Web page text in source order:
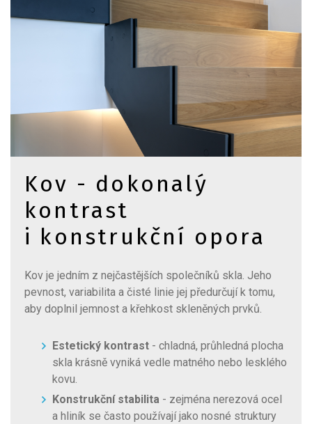
Kov - dokonalý
kontrast
i konstrukční opora
Kov je jedním z nejčastějších společníků skla. Jeho
pevnost, variabilita a čisté linie jej předurčují k tomu,
aby doplnil jemnost a křehkost skleněných prvků.
Estetický kontrast - chladná, průhledná plocha
skla krásně vyniká vedle matného nebo lesklého
kovu.
Konstrukční stabilita - zejména nerezová ocel
a hliník se často používají jako nosné struktury